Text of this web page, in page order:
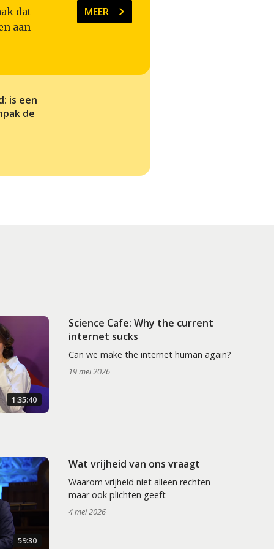
dat
aan
MEER
is een
de
1:35:40
Science Cafe: Why the current
internet sucks
Can we make the internet human again?
19 mei 2026
59:30
Wat vrijheid van ons vraagt
Waarom vrijheid niet alleen rechten
maar ook plichten geeft
4 mei 2026